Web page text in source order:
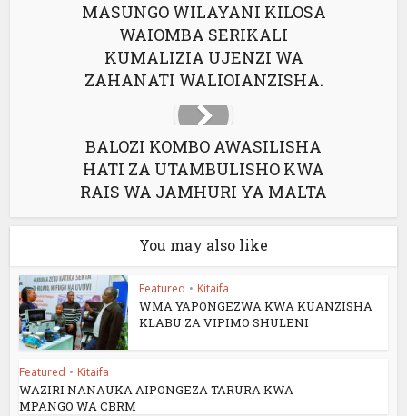
MASUNGO WILAYANI KILOSA
WAIOMBA SERIKALI
KUMALIZIA UJENZI WA
ZAHANATI WALIOIANZISHA.
BALOZI KOMBO AWASILISHA
HATI ZA UTAMBULISHO KWA
RAIS WA JAMHURI YA MALTA
You may also like
Featured • Kitaifa
WMA YAPONGEZWA KWA KUANZISHA
KLABU ZA VIPIMO SHULENI
Featured • Kitaifa
WAZIRI NANAUKA AIPONGEZA TARURA KWA
MPANGO WA CBRM